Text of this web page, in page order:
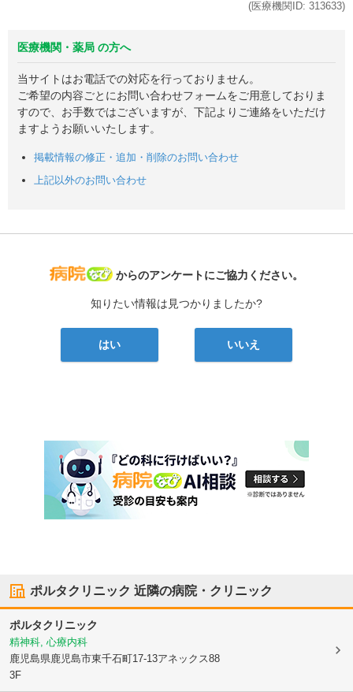
(医療機関ID: 313633)
医療機関・薬局 の方へ
当サイトはお電話での対応を行っておりません。
ご希望の内容ごとにお問い合わせフォームをご用意しておりま
すので、お手数ではございますが、下記よりご連絡をいただけ
ますようお願いいたします。
掲載情報の修正・追加・削除のお問い合わせ
上記以外のお問い合わせ
病院なび
からのアンケートにご協力ください。
知りたい情報は見つかりましたか?
はい いいえ
ポルタクリニック 近隣の病院・クリニック
ポルタクリニック
精神科, 心療内科
鹿児島県鹿児島市東千石町17-13アネックス88
3F